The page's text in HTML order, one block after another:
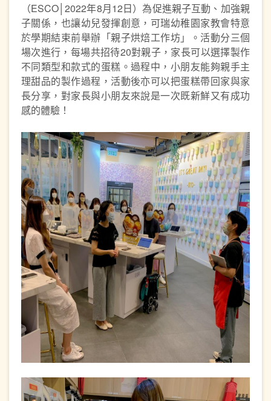
（ESCO│2022年8月12日）為促進親子互動、加強親
子關係，也讓幼兒發揮創意，可瑞幼稚園家教會特意
於學期結束前舉辦「親子烘焙工作坊」。活動分三個
場次進行，每場共招待20對親子，家長可以選擇製作
不同類型和款式的蛋糕。過程中，小朋友能夠親手主
理甜品的製作過程，活動後亦可以把蛋糕帶回家與家
長分享，對家長與小朋友來說是一次既新鮮又有成功
感的體驗！